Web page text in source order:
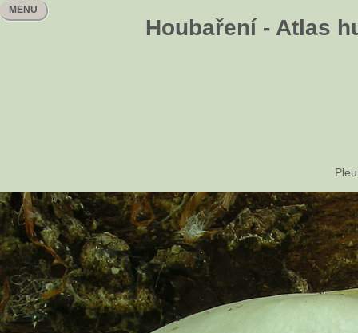
Houbaření - Atlas
MENU